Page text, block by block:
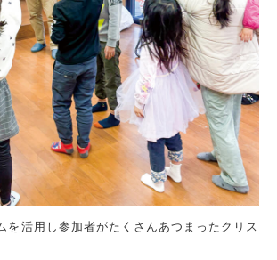
を活用し参加者がたくさんあつまったクリス